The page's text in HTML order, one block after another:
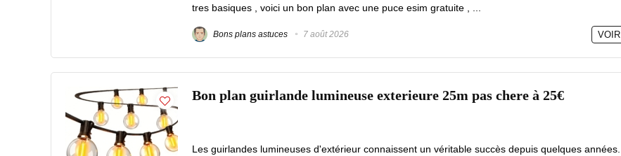
tres basiques , voici un bon plan avec une puce esim gratuite , ...
Bons plans astuces 7 août 2026 VOIR
Bon plan guirlande lumineuse exterieure 25m pas chere à 25€
Les guirlandes lumineuses d'extérieur connaissent un véritable succès depuis quelques années.